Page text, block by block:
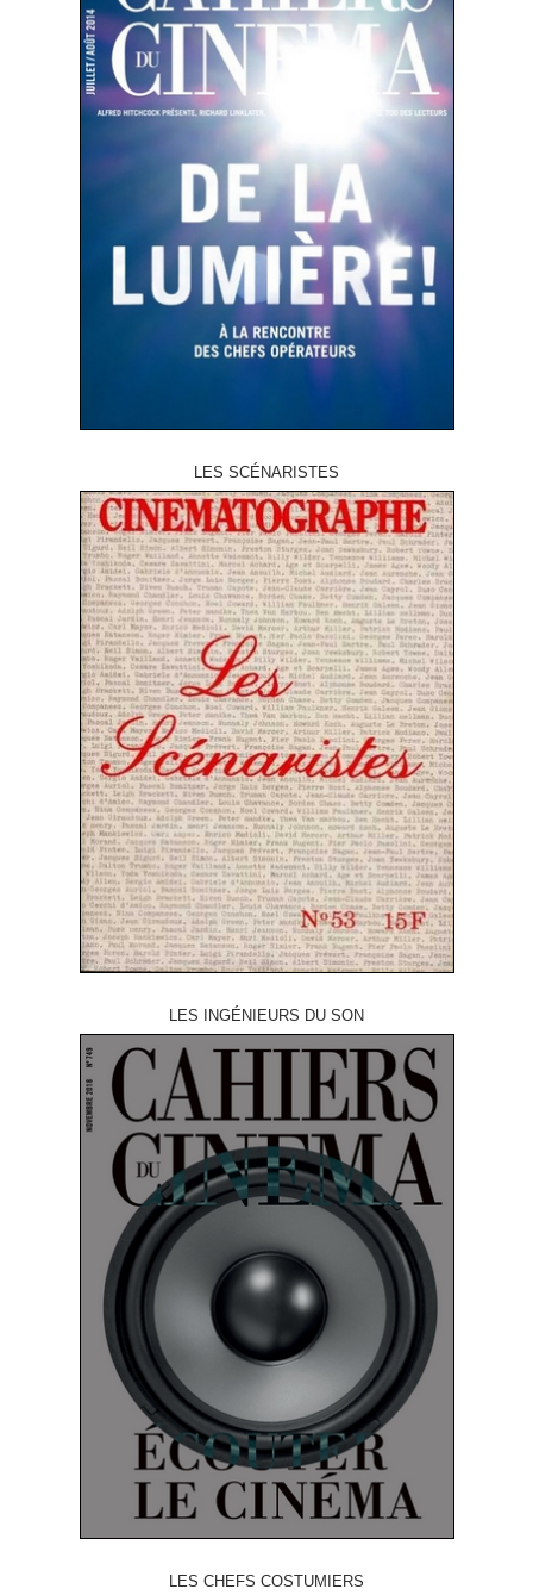
LES SCÉNARISTES
LES INGÉNIEURS DU SON
LES CHEFS COSTUMIERS